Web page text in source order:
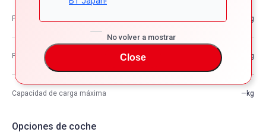
No volver a mostrar
Close
Peso del vehículo —kg
Peso bruto del vehículo —kg
Capacidad de carga máxima —kg
Opciones de coche